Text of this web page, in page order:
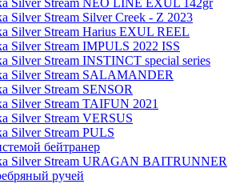
Silver Stream NEO LINE EXUL 142gr
Silver Stream Silver Creek - Z 2023
Silver Stream Harius EXUL REEL
Silver Stream IMPULS 2022 ISS
Silver Stream INSTINCT special series
Silver Stream SALAMANDER
Silver Stream SENSOR
Silver Stream TAIFUN 2021
Silver Stream VERSUS
Silver Stream PULS
бейтранер
Silver Stream URAGAN BAITRUNNER
ручей